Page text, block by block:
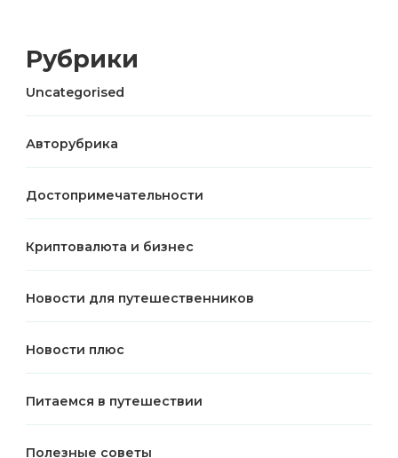
Рубрики
Uncategorised
Авторубрика
Достопримечательности
Криптовалюта и бизнес
Новости для путешественников
Новости плюс
Питаемся в путешествии
Полезные советы